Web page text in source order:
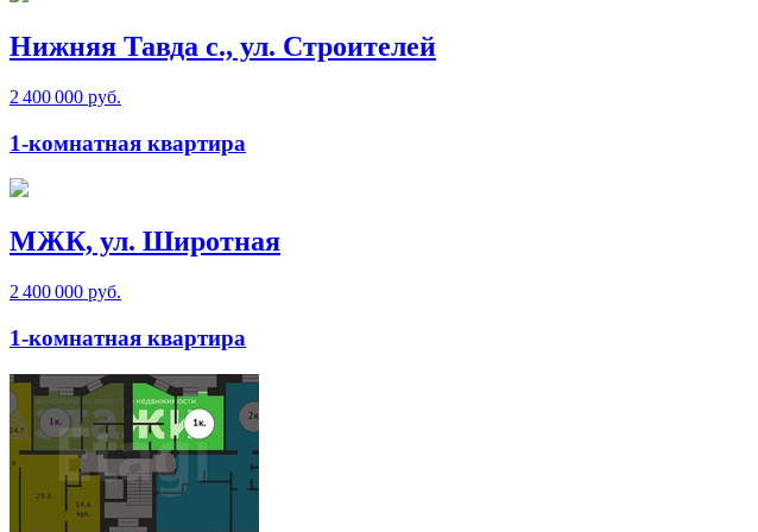
Нижняя Тавда с., ул. Строителей
2 400 000 руб.
1-комнатная квартира
МЖК, ул. Широтная
2 400 000 руб.
1-комнатная квартира